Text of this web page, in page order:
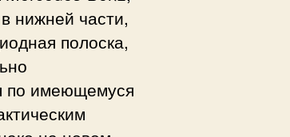
нижней части,
полоска,
по имеющемуся